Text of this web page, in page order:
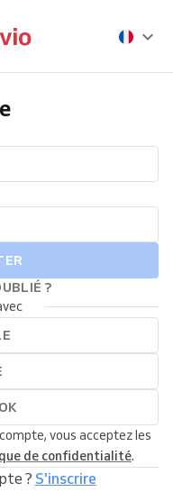
?
vous acceptez les
de confidentialité.
? S'inscrire